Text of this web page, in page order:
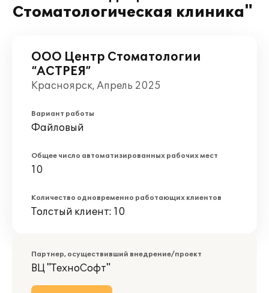
Стоматологическая клиника"
ООО Центр Стоматологии
“АСТРЕЯ”
Красноярск, Апрель 2025
Вариант работы
Файловый
Общее число автоматизированных рабочих мест
10
Количество одновременно работающих клиентов
Толстый клиент: 10
Партнер, осуществивший внедрение/проект
ВЦ "ТехноСофт"